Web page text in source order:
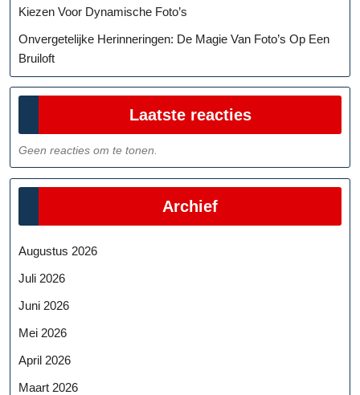
Kiezen Voor Dynamische Foto’s
Onvergetelijke Herinneringen: De Magie Van Foto’s Op Een
Bruiloft
Laatste reacties
Geen reacties om te tonen.
Archief
Augustus 2026
Juli 2026
Juni 2026
Mei 2026
April 2026
Maart 2026